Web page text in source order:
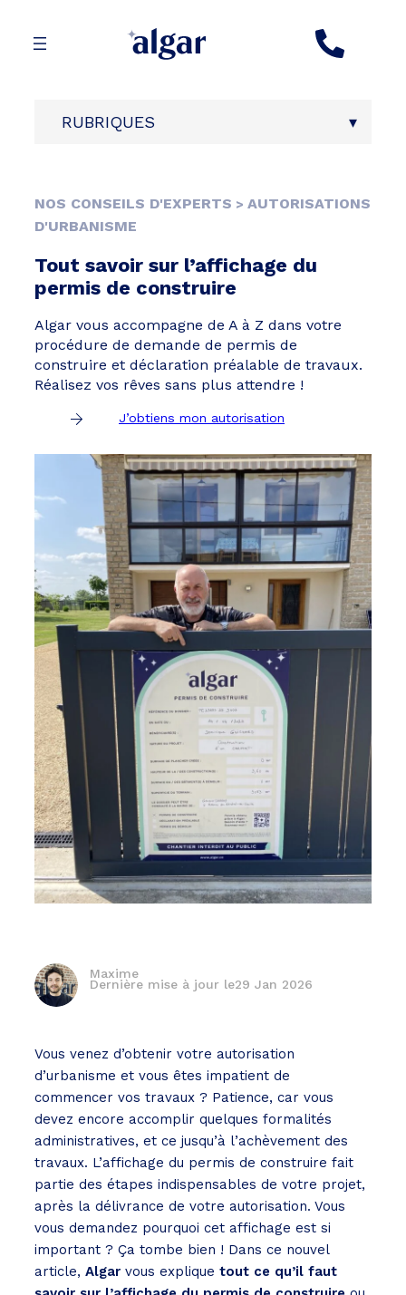
RUBRIQUES
NOS CONSEILS D'EXPERTS > AUTORISATIONS
D'URBANISME
Tout savoir sur l’affichage du
permis de construire
Algar vous accompagne de A à Z dans votre
procédure de demande de permis de
construire et déclaration préalable de travaux.
Réalisez vos rêves sans plus attendre !
J’obtiens mon autorisation
Maxime
Dernière mise à jour le29 Jan 2026
Vous venez d’obtenir votre autorisation
d’urbanisme et vous êtes impatient de
commencer vos travaux ? Patience, car vous
devez encore accomplir quelques formalités
administratives, et ce jusqu’à l’achèvement des
travaux. L’affichage du permis de construire fait
partie des étapes indispensables de votre projet,
après la délivrance de votre autorisation. Vous
vous demandez pourquoi cet affichage est si
important ? Ça tombe bien ! Dans ce nouvel
article, Algar vous explique tout ce qu’il faut